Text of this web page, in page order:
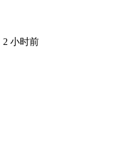
2 小时前